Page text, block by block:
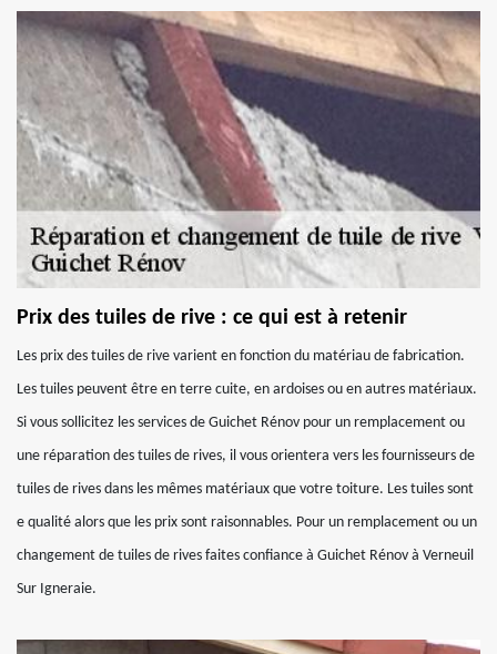
Prix des tuiles de rive : ce qui est à retenir
Les prix des tuiles de rive varient en fonction du matériau de fabrication.
Les tuiles peuvent être en terre cuite, en ardoises ou en autres matériaux.
Si vous sollicitez les services de Guichet Rénov pour un remplacement ou
une réparation des tuiles de rives, il vous orientera vers les fournisseurs de
tuiles de rives dans les mêmes matériaux que votre toiture. Les tuiles sont
e qualité alors que les prix sont raisonnables. Pour un remplacement ou un
changement de tuiles de rives faites confiance à Guichet Rénov à Verneuil
Sur Igneraie.